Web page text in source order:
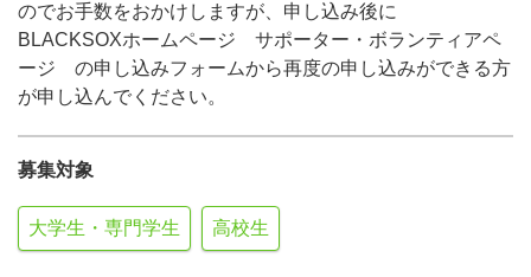
のでお手数をおかけしますが、申し込み後に
BLACKSOXホームページ サポーター・ボランティアペ
ージ の申し込みフォームから再度の申し込みができる方
が申し込んでください。
募集対象
大学生・専門学生 高校生